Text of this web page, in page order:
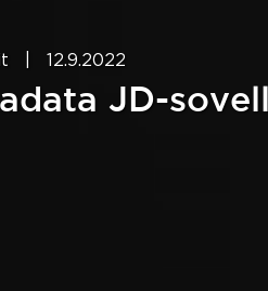
12.9.2022
JD-